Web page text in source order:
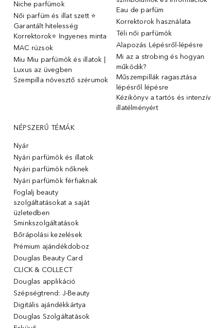
Niche parfümok
Női parfüm és illat szett ⭐
Garantált hitelesség
Korrektorok⭐ Ingyenes minta
MAC rúzsok
Miu Miu parfümök és illatok |
Luxus az üvegben
Szempilla növesztő szérumok
Eau de parfüm
Korrektorok használata
Téli női parfümök
Alapozás Lépésről-lépésre
Mi az a strobing és hogyan
működik?
Műszempillák ragasztása
lépésről lépésre
Kézikönyv a tartós és intenzív
illatélményért
NÉPSZERŰ TÉMÁK
Nyár
Nyári parfümök és illatok
Nyári parfümök nőknek
Nyári parfümök férfiaknak
Foglalj beauty
szolgáltatásokat a saját
üzletedben
Sminkszolgáltatások
Bőrápolási kezelések
Prémium ajándékdoboz
Douglas Beauty Card
CLICK & COLLECT
Douglas applikáció
Szépségtrend: J-Beauty
Digitális ajándékkártya
Douglas Szolgáltatások